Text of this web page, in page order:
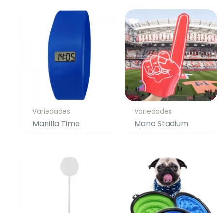
Variedades
Manilla Time
Variedades
Mano Stadium